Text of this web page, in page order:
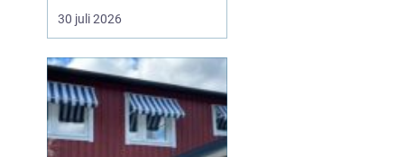
från marina
anläggningar längs
maskiner, räcken i
offentliga miljöer och
specialtillverkade
komponenter tillverkas
30 juli 2026